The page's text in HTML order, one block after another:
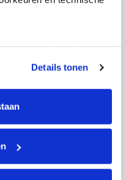
elk moment wijzigen of
onderaan de pagina. De
tabblad “details”.
Details tonen